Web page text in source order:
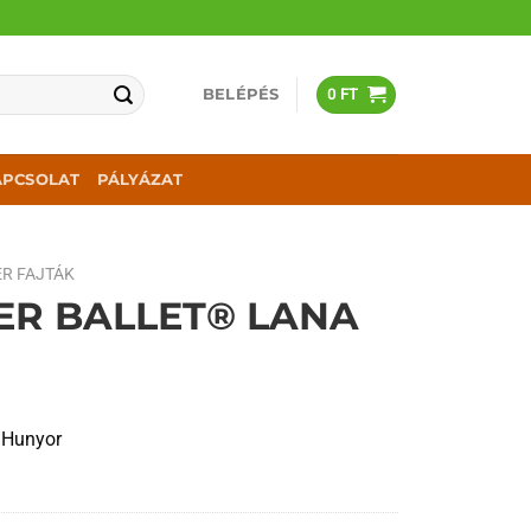
BELÉPÉS 0 FT
PÁLYÁZAT
FAJTÁK
BALLET® LANA